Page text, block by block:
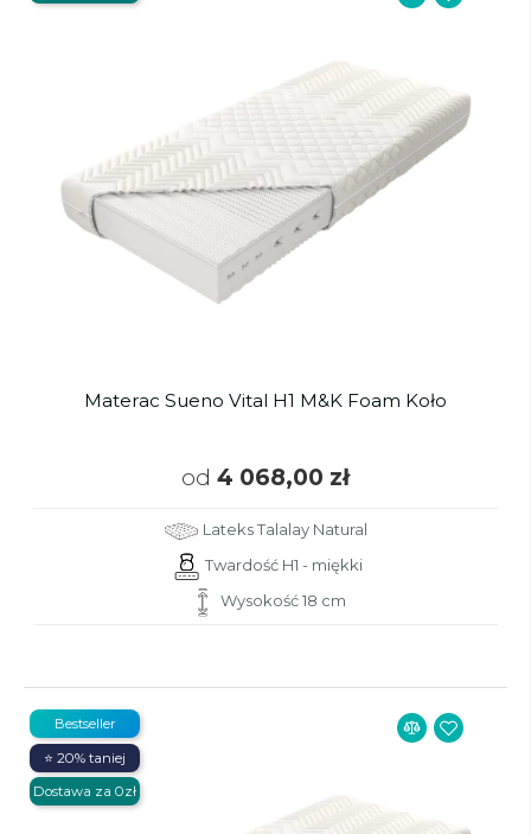
Materac Sueno Vital H1 M&K Foam Koło
od 4 068,00 zł
Lateks Talalay Natural
Twardość H1 - miękki
Wysokość 18 cm
Bestseller
⭐ 20% taniej
Dostawa za 0zł